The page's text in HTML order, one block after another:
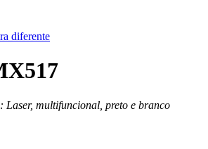
diferente
Laser, multifuncional, preto e branco